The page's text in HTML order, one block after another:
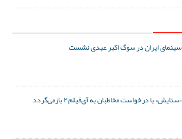
سینمای ایران در سوگ اکبر عبدی نشست
«ستایش» با درخواست مخاطبان به آی‌فیلم ۲ بازمی‌گردد